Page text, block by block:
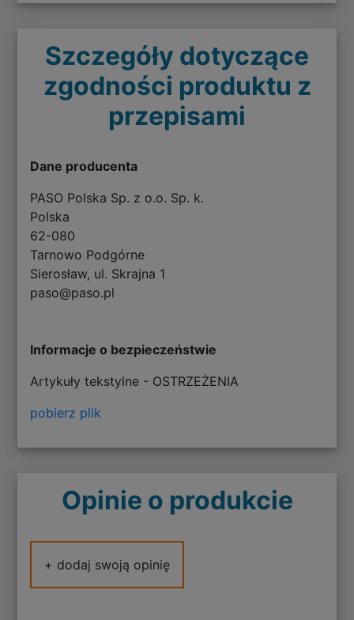
Szczegóły dotyczące
zgodności produktu z
przepisami
Dane producenta
PASO Polska Sp. z o.o. Sp. k.
Polska
62-080
Tarnowo Podgórne
Sierosław, ul. Skrajna 1
paso@paso.pl
Informacje o bezpieczeństwie
Artykuły tekstylne - OSTRZEŻENIA
pobierz plik
Opinie o produkcie
+ dodaj swoją opinię